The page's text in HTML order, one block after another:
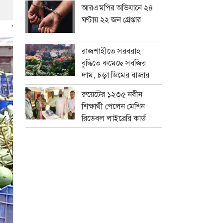
আরএমপির অভিযানে ২৪
ঘণ্টায় ২২ জন গ্রেপ্তার
রাজশাহীতে সরবরাহ
বৃদ্ধিতে কমেছে সবজির
দাম, চড়া ডিমের বাজার
রুয়েটের ১২৩৫ নবীন
শিক্ষার্থী পেলেন মেশিন
রিডেবল লাইব্রেরি কার্ড